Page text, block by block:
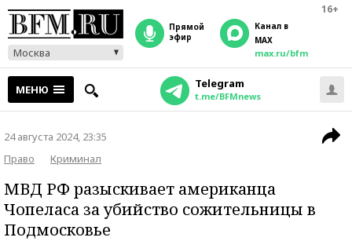
16+
Москва
прямой
эфир
Канал в
MAX
max.ru/bfm
МЕНЮ Telegram
t.me/BFMnews
24 августа 2024, 23:35
Право
Криминал
МВД РФ разыскивает американца
Чопеласа за убийство сожительницы в
Подмосковье